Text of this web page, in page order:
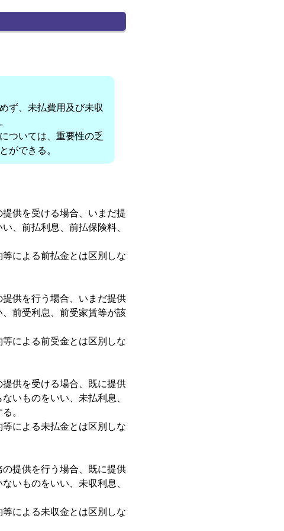
ず、未払費用及び未収
ついては、重要性の乏
ができる。
供を受ける場合、いまだ提
、前払利息、前払保険料、
による前払金とは区別しな
供を行う場合、いまだ提供
前受利息、前受家賃等が該
による前受金とは区別しな
供を受ける場合、既に提供
いものをいい、未払利息、
。
による未払金とは区別しな
提供を行う場合、既に提供
いものをいい、未収利息、
による未収金とは区別しな